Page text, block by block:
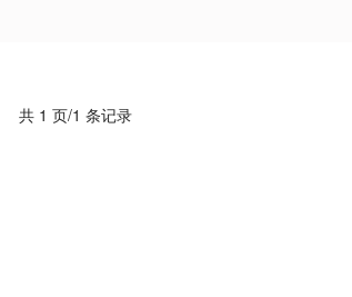
共 1 页/1 条记录